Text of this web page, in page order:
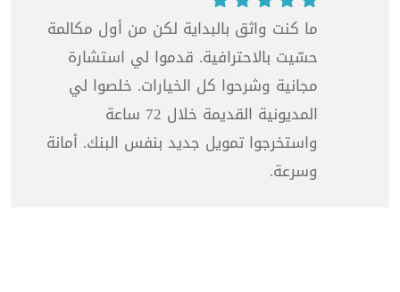
ما كنت واثق بالبداية لكن من أول مكالمة
حسّيت بالاحترافية. قدموا لي استشارة
مجانية وشرحوا كل الخيارات. خلصوا لي
المديونية القديمة خلال 72 ساعة
واستخرجوا تمويل جديد بنفس البنك. أمانة
وسرعة.